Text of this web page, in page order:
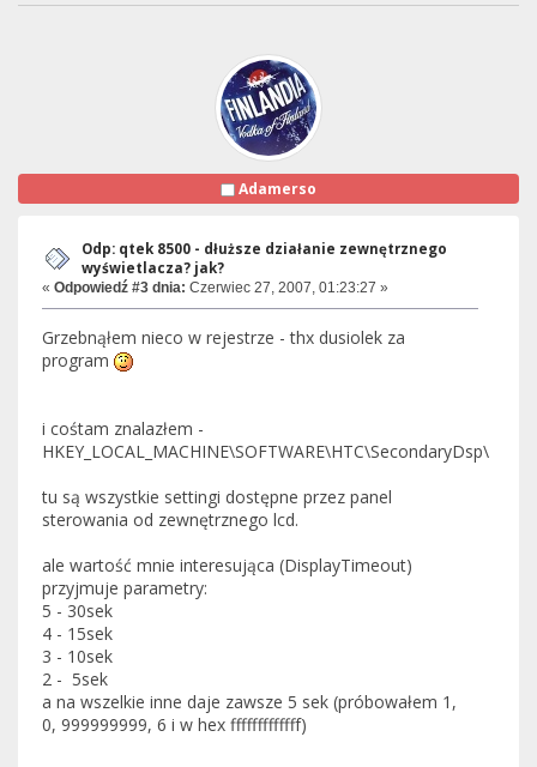
Adamerso
Odp: qtek 8500 - dłuższe działanie zewnętrznego
wyświetlacza? jak?
« Odpowiedź #3 dnia: Czerwiec 27, 2007, 01:23:27 »
Grzebnąłem nieco w rejestrze - thx dusiolek za
program
i cośtam znalazłem -
HKEY_LOCAL_MACHINE\SOFTWARE\HTC\SecondaryDsp\
tu są wszystkie settingi dostępne przez panel
sterowania od zewnętrznego lcd.
ale wartość mnie interesująca (DisplayTimeout)
przyjmuje parametry:
5 - 30sek
4 - 15sek
3 - 10sek
2 - 5sek
a na wszelkie inne daje zawsze 5 sek (próbowałem 1,
0, 999999999, 6 i w hex fffffffffffff)